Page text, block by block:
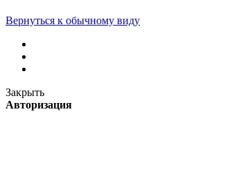
Вернуться к обычному виду
Закрыть
Авторизация